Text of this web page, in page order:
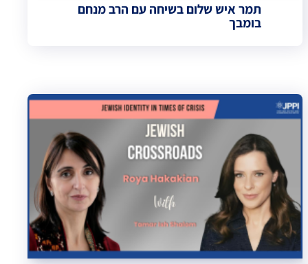
תמר איש שלום בשיחה עם הרב מנחם
בומבך